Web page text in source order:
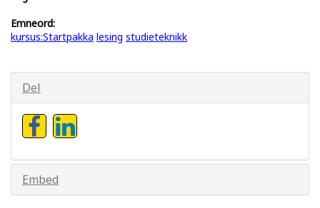
Emneord:
kursus:Startpakka lesing studieteknikk
Del
Embed